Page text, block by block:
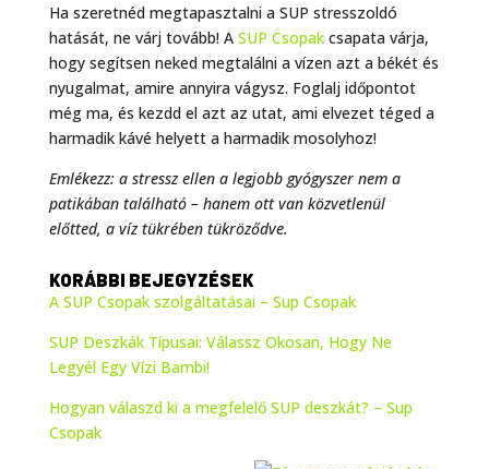
Ha szeretnéd megtapasztalni a SUP stresszoldó
hatását, ne várj tovább! A SUP Csopakcsapata várja,
hogy segítsen neked megtalálni a vízen azt a békét és
nyugalmat, amire annyira vágysz. Foglalj időpontot
még ma, és kezdd el azt az utat, ami elvezet téged a
harmadik kávé helyett a harmadik mosolyhoz!
Emlékezz: a stressz ellen a legjobb gyógyszer nem a
patikában található – hanem ott van közvetlenül
előtted, a víz tükrében tükröződve.
KORÁBBI BEJEGYZÉSEK
A SUP Csopak szolgáltatásai – Sup Csopak
SUP Deszkák Típusai: Válassz Okosan, Hogy Ne
Legyél Egy Vízi Bambi!
Hogyan válaszd ki a megfelelő SUP deszkát? – Sup
Csopak